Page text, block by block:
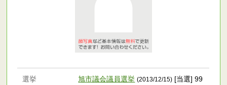
選挙 旭市議会議員選挙 (2013/12/15) [当選] 99